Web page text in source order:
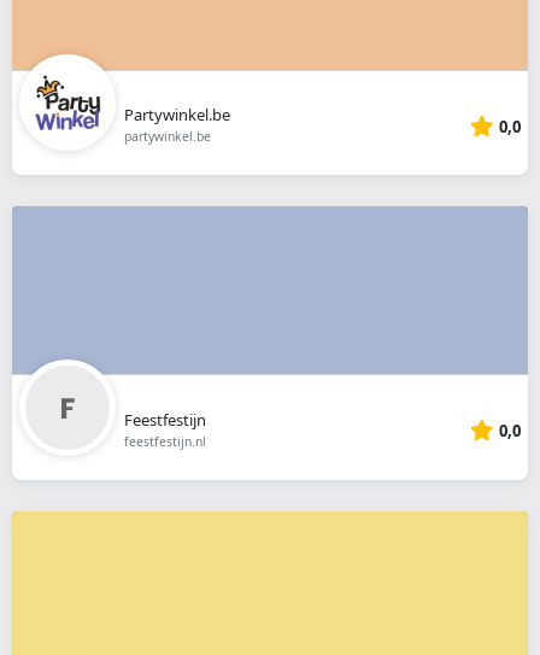
Partywinkel.be
partywinkel.be 0,0
Feestfestijn
feestfestijn.nl 0,0